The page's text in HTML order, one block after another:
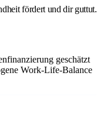
fördert und dir guttut.
geschätzt
Work-Life-Balance